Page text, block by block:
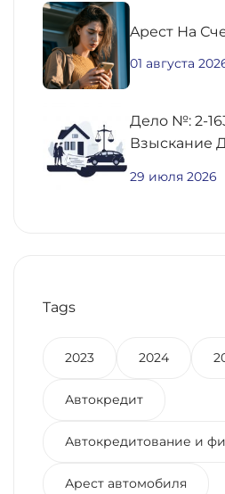
Aрест На
01 августа
Дело №: 2-
Взыскание
29 июля 2026
Tags
2023 2024
Автокредит
Автокредитование и
Арест автомобиля